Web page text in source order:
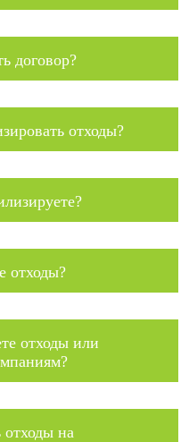
договор?
отходы?
отходы?
отходы или
на